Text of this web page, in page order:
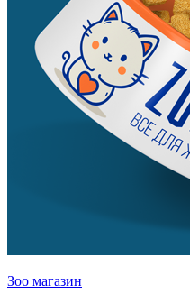
Зоо магазин